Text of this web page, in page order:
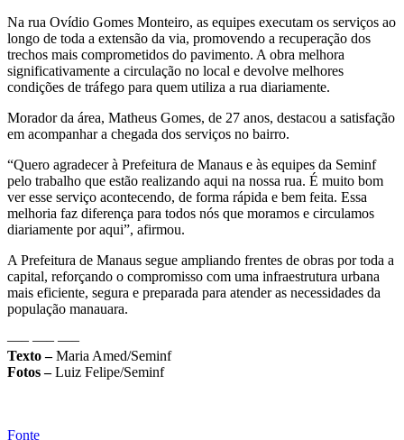
Na rua Ovídio Gomes Monteiro, as equipes executam os serviços ao
longo de toda a extensão da via, promovendo a recuperação dos
trechos mais comprometidos do pavimento. A obra melhora
significativamente a circulação no local e devolve melhores
condições de tráfego para quem utiliza a rua diariamente.
Morador da área, Matheus Gomes, de 27 anos, destacou a satisfação
em acompanhar a chegada dos serviços no bairro.
“Quero agradecer à Prefeitura de Manaus e às equipes da Seminf
pelo trabalho que estão realizando aqui na nossa rua. É muito bom
ver esse serviço acontecendo, de forma rápida e bem feita. Essa
melhoria faz diferença para todos nós que moramos e circulamos
diariamente por aqui”, afirmou.
A Prefeitura de Manaus segue ampliando frentes de obras por toda a
capital, reforçando o compromisso com uma infraestrutura urbana
mais eficiente, segura e preparada para atender as necessidades da
população manauara.
—– —– —–
Texto –Maria Amed/Seminf
Fotos –Luiz Felipe/Seminf
Fonte